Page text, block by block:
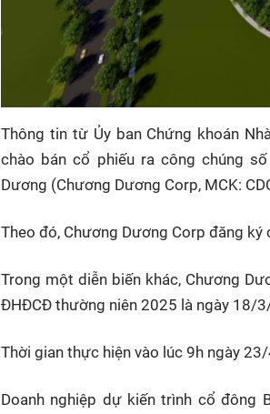
Thông tin từ Ủy ban Chứng khoán
chào bán cổ phiếu ra công chúng
Dương (Chương Dương Corp, MCK:
Theo đó, Chương Dương Corp đăng
Trong một diễn biến khác, Chương
ĐHĐCĐ thường niên 2025 là ngày 18/
Thời gian thực hiện vào lúc 9h ngày
Doanh nghiệp dự kiến trình cổ đông